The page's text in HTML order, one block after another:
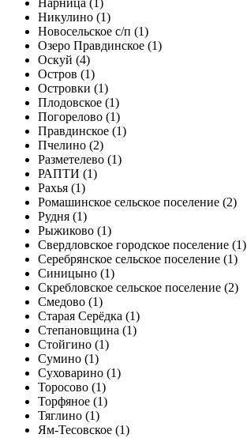
Нарница (1)
Никулино (1)
Новосельское с/п (1)
Озеро Правдинское (1)
Оскуй (4)
Остров (1)
Островки (1)
Плодовское (1)
Погорелово (1)
Правдинское (1)
Пчелино (2)
Разметелево (1)
РАПТИ (1)
Рахья (1)
Ромашинское сельское поселение (2)
Рудня (1)
Рыжиково (1)
Свердловское городское поселение (1)
Серебрянское сельское поселение (1)
Синицыно (1)
Скребловское сельское поселение (2)
Смедово (1)
Старая Серёдка (1)
Степановщина (1)
Стойгино (1)
Сумино (1)
Суховарино (1)
Торосово (1)
Торфяное (1)
Тяглино (1)
Ям-Тесовское (1)